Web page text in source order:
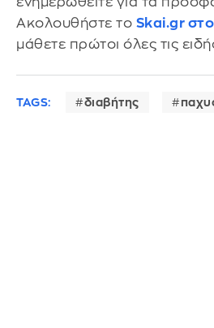
Ακολουθήστε το Skai.gr
μάθετε πρώτοι όλες τις
TAGS: διαβήτης